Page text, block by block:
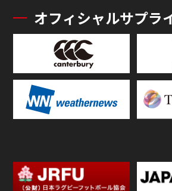
オフィシャルサプラ